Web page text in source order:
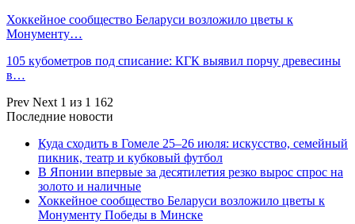
Хоккейное сообщество Беларуси возложило цветы к
Монументу…
105 кубометров под списание: КГК выявил порчу древесины
в…
Prev Next 1 из 1 162
Последние новости
Куда сходить в Гомеле 25–26 июля: искусство, семейный
пикник, театр и кубковый футбол
В Японии впервые за десятилетия резко вырос спрос на
золото и наличные
Хоккейное сообщество Беларуси возложило цветы к
Монументу Победы в Минске